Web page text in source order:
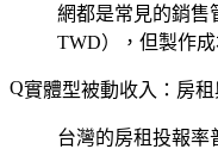
網都是常見的銷售
TWD），但製作
實體型被動收入：房租
台灣的房租投報率